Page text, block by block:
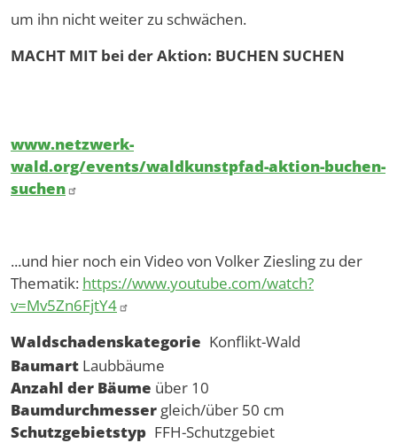
um ihn nicht weiter zu schwächen.
MACHT MIT bei der Aktion: BUCHEN SUCHEN
www.netzwerk-
wald.org/events/waldkunstpfad-aktion-buchen-
suchen
...und hier noch ein Video von Volker Ziesling zu der
Thematik: https://www.youtube.com/watch?
v=Mv5Zn6FjtY4
Waldschadenskategorie Konflikt-Wald
Baumart Laubbäume
Anzahl der Bäume über 10
Baumdurchmesser gleich/über 50 cm
Schutzgebietstyp FFH-Schutzgebiet